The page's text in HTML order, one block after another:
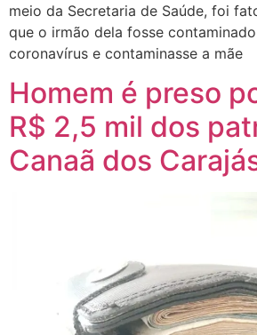
meio da Secretaria de Saúde, foi
que o irmão dela fosse
coronavírus e contaminasse a mãe
Homem é preso
R$ 2,5 mil dos
Canaã dos